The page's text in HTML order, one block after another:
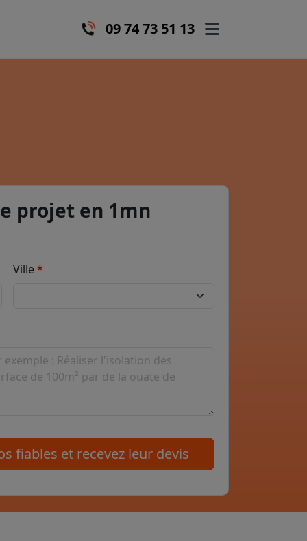
09 74 73 51 13
projet en 1mn
Ville
fiables et recevez leur devis